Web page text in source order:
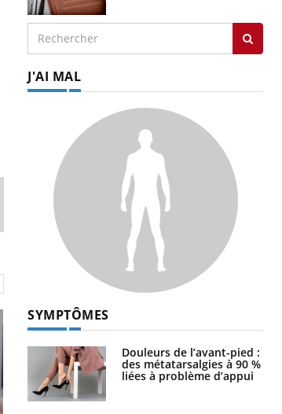
J'AI MAL
SYMPTÔMES
Douleurs de l’avant-pied :
des métatarsalgies à 90 %
liées à problème d’appui